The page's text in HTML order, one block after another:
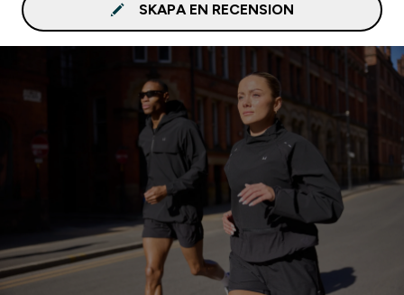
SKAPA EN RECENSION